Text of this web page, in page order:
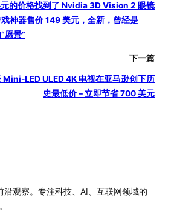
的价格找到了 Nvidia 3D Vision 2 眼镜
神器售价 149 美元，全新，曾经是
愿景”
下一篇
Mini-LED ULED 4K 电视在亚马逊创下历
史最低价 – 立即节省 700 美元
沿观察。专注科技、AI、互联网领域的